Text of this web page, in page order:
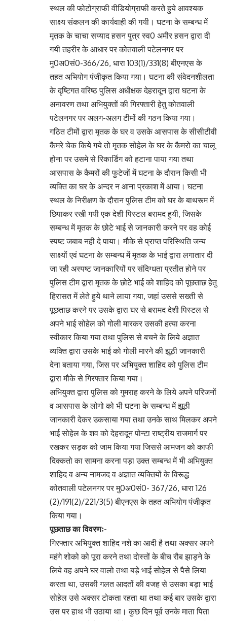
स्थल की फोटोग्राफी वीडियोग्राफी करते हुये आवश्यक
साक्ष्य संकलन की कार्यवाही की गयी। घटना के सम्बन्ध में
मृतक के चाचा सय्याद हसन पुत्र स्व0 अमीर हसन द्वारा दी
गयी तहरीर के आधार पर कोतवाली पटेलनगर पर
मु0अ0सं0-366/26, धारा 103(1)/331(8) बीएनएस के
तहत अभियोग पंजीकृत किया गया। घटना की संवेदनशीलता
के दृष्टिगत वरिष्ठ पुलिस अधीक्षक देहरादून द्वारा घटना के
अनावरण तथा अभियुक्तों की गिरफ्तारी हेतु कोतवाली
पटेलनगर पर अलग-अलग टीमों की गठन किया गया।
गठित टीमों द्वारा मृतक के घर व उसके आसपास के सीसीटीवी
कैमरे चेक किये गये तो मृतक सोहेल के घर के कैमरो का चालू
होना पर उसमे से रिकार्डिग को हटाना पाया गया तथा
आसपास के कैमरों की फुटेजों में घटना के दौरान किसी भी
व्यक्ति का घर के अन्दर न आना प्रकाश में आया। घटना
स्थल के निरीक्षण के दौरान पुलिस टीम को घर के बाथरूम में
छिपाकर रखी गयी एक देशी पिस्टल बरामद हुयी, जिसके
सम्बन्ध में मृतक के छोटे भाई से जानकारी करने पर वह कोई
स्पष्ट जबाब नही दे पाया। मौके से प्राप्त परिस्थिति जन्य
साक्ष्यों एवं घटना के सम्बन्ध में मृतक के भाई द्वारा लगातार दी
जा रही अस्पष्ट जानकारियों पर संदिग्धता प्रतीत होने पर
पुलिस टीम द्वारा मृतक के छोटे भाई को शाहिद को पूछताछ हेतु
हिरासत में लेते हुये थाने लाया गया, जहां उससे सख्ती से
पूछताछ करने पर उसके द्वारा घर से बरामद देशी पिस्टल से
अपने भाई सोहेल को गोली मारकर उसकी हत्या करना
स्वीकार किया गया तथा पुलिस से बचने के लिये अज्ञात
व्यक्ति द्वारा उसके भाई को गोली मारने की झूठी जानकारी
देना बताया गया, जिस पर अभियुक्त शाहिद को पुलिस टीम
द्वारा मौके से गिरफ्तार किया गया।
अभियुक्त द्वारा पुलिस को गुमराह करने के लिये अपने परिजनों
व आसपास के लोगो को भी घटना के सम्बन्ध में झूठी
जानकारी देकर उकसाया गया तथा उनके साथ मिलकर अपने
भाई सोहेल के शव को देहरादून पोन्टा राष्ट्रीय राजमार्ग पर
रखकर सड़क को जाम किया गया जिससे आमजन को काफी
दिक्कतो का सामना करना पड़ा उक्त सम्बन्ध में भी अभियुक्त
शाहिद व अन्य नामजद व अज्ञात व्यक्तियों के विरूद्ध
कोतवाली पटेलनगर पर मु0अ0सं0- 367/26, धारा 126
(2)/191(2)/221/3(5) बीएनएस के तहत अभियोग पंजीकृत
किया गया।
पूछताछ का विवरणः-
गिरफ्तार अभियुक्त शाहिद नशे का आदी है तथा अक्सर अपने
महंगे शोको को पूरा करने तथा दोस्तों के बीच रौब झाड़ने के
लिये वह अपने घर वालो तथा बड़े भाई सोहेल से पैसे लिया
करता था, उसकी गलत आदतों की वजह से उसका बड़ा भाई
सोहेल उसे अक्सर टोकता रहता था तथा कई बार उसके द्वारा
उस पर हाथ भी उठाया था। कुछ दिन पूर्व उनके माता पिता